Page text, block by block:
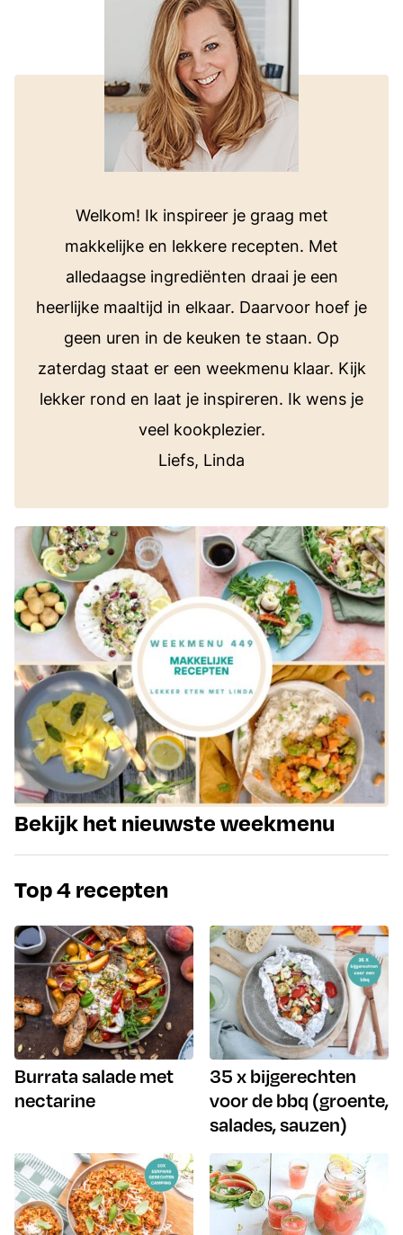
Welkom! Ik inspireer je graag met
makkelijke en lekkere recepten. Met
alledaagse ingrediënten draai je een
heerlijke maaltijd in elkaar. Daarvoor hoef je
geen uren in de keuken te staan. Op
zaterdag staat er een weekmenu klaar. Kijk
lekker rond en laat je inspireren. Ik wens je
veel kookplezier.
Liefs, Linda
Bekijk het nieuwste weekmenu
Top 4 recepten
Burrata salade met
nectarine
35 x bijgerechten
voor de bbq (groente,
salades, sauzen)